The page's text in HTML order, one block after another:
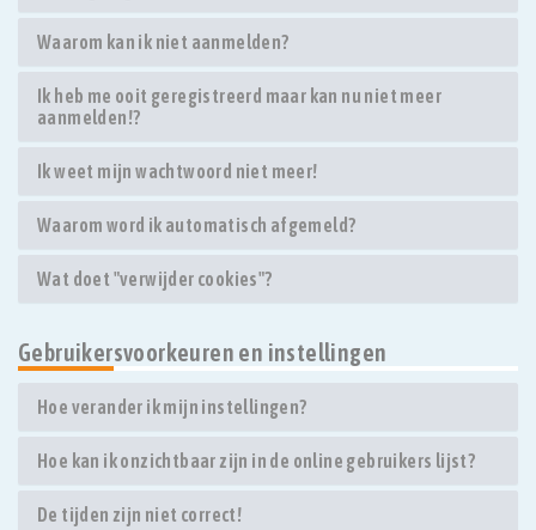
Waarom kan ik niet aanmelden?
Ik heb me ooit geregistreerd maar kan nu niet meer
aanmelden!?
Ik weet mijn wachtwoord niet meer!
Waarom word ik automatisch afgemeld?
Wat doet "verwijder cookies"?
Gebruikersvoorkeuren en instellingen
Hoe verander ik mijn instellingen?
Hoe kan ik onzichtbaar zijn in de online gebruikers lijst?
De tijden zijn niet correct!